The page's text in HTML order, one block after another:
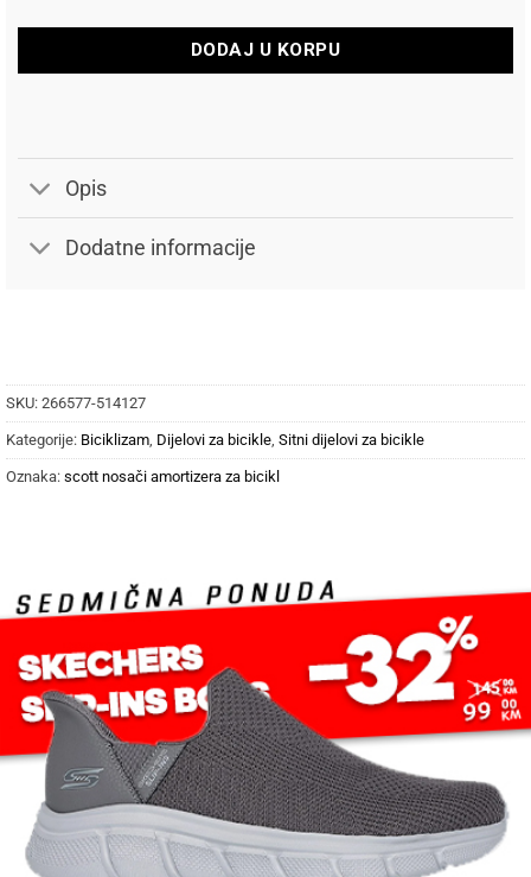
DODAJ U KORPU
Opis
Dodatne informacije
SKU: 266577-514127
Kategorije: Biciklizam, Dijelovi za bicikle, Sitni dijelovi za bicikle
Oznaka: scott nosači amortizera za bicikl